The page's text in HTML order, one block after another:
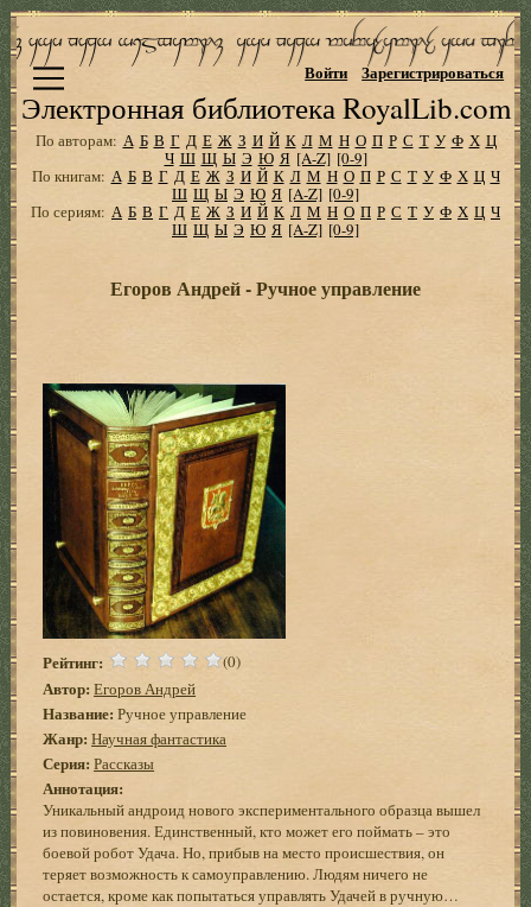
Электронная библиотека RoyalLib.com
Войти Зарегистрироваться
По авторам: А Б В Г Д Е Ж З И Й К Л М Н О П Р С Т У Ф Х Ц
Ч Ш Щ Ы Э Ю Я [A-Z] [0-9]
По книгам: А Б В Г Д Е Ж З И Й К Л М Н О П Р С Т У Ф Х Ц Ч
Ш Щ Ы Э Ю Я [A-Z] [0-9]
По сериям: А Б В Г Д Е Ж З И Й К Л М Н О П Р С Т У Ф Х Ц Ч
Ш Щ Ы Э Ю Я [A-Z] [0-9]
Егоров Андрей - Ручное управление
Рейтинг: (0)
Автор: Егоров Андрей
Название: Ручное управление
Жанр: Научная фантастика
Серия: Рассказы
Аннотация:
Уникальный андроид нового экспериментального образца вышел
из повиновения. Единственный, кто может его поймать – это
боевой робот Удача. Но, прибыв на место происшествия, он
теряет возможность к самоуправлению. Людям ничего не
остается, кроме как попытаться управлять Удачей в ручную…